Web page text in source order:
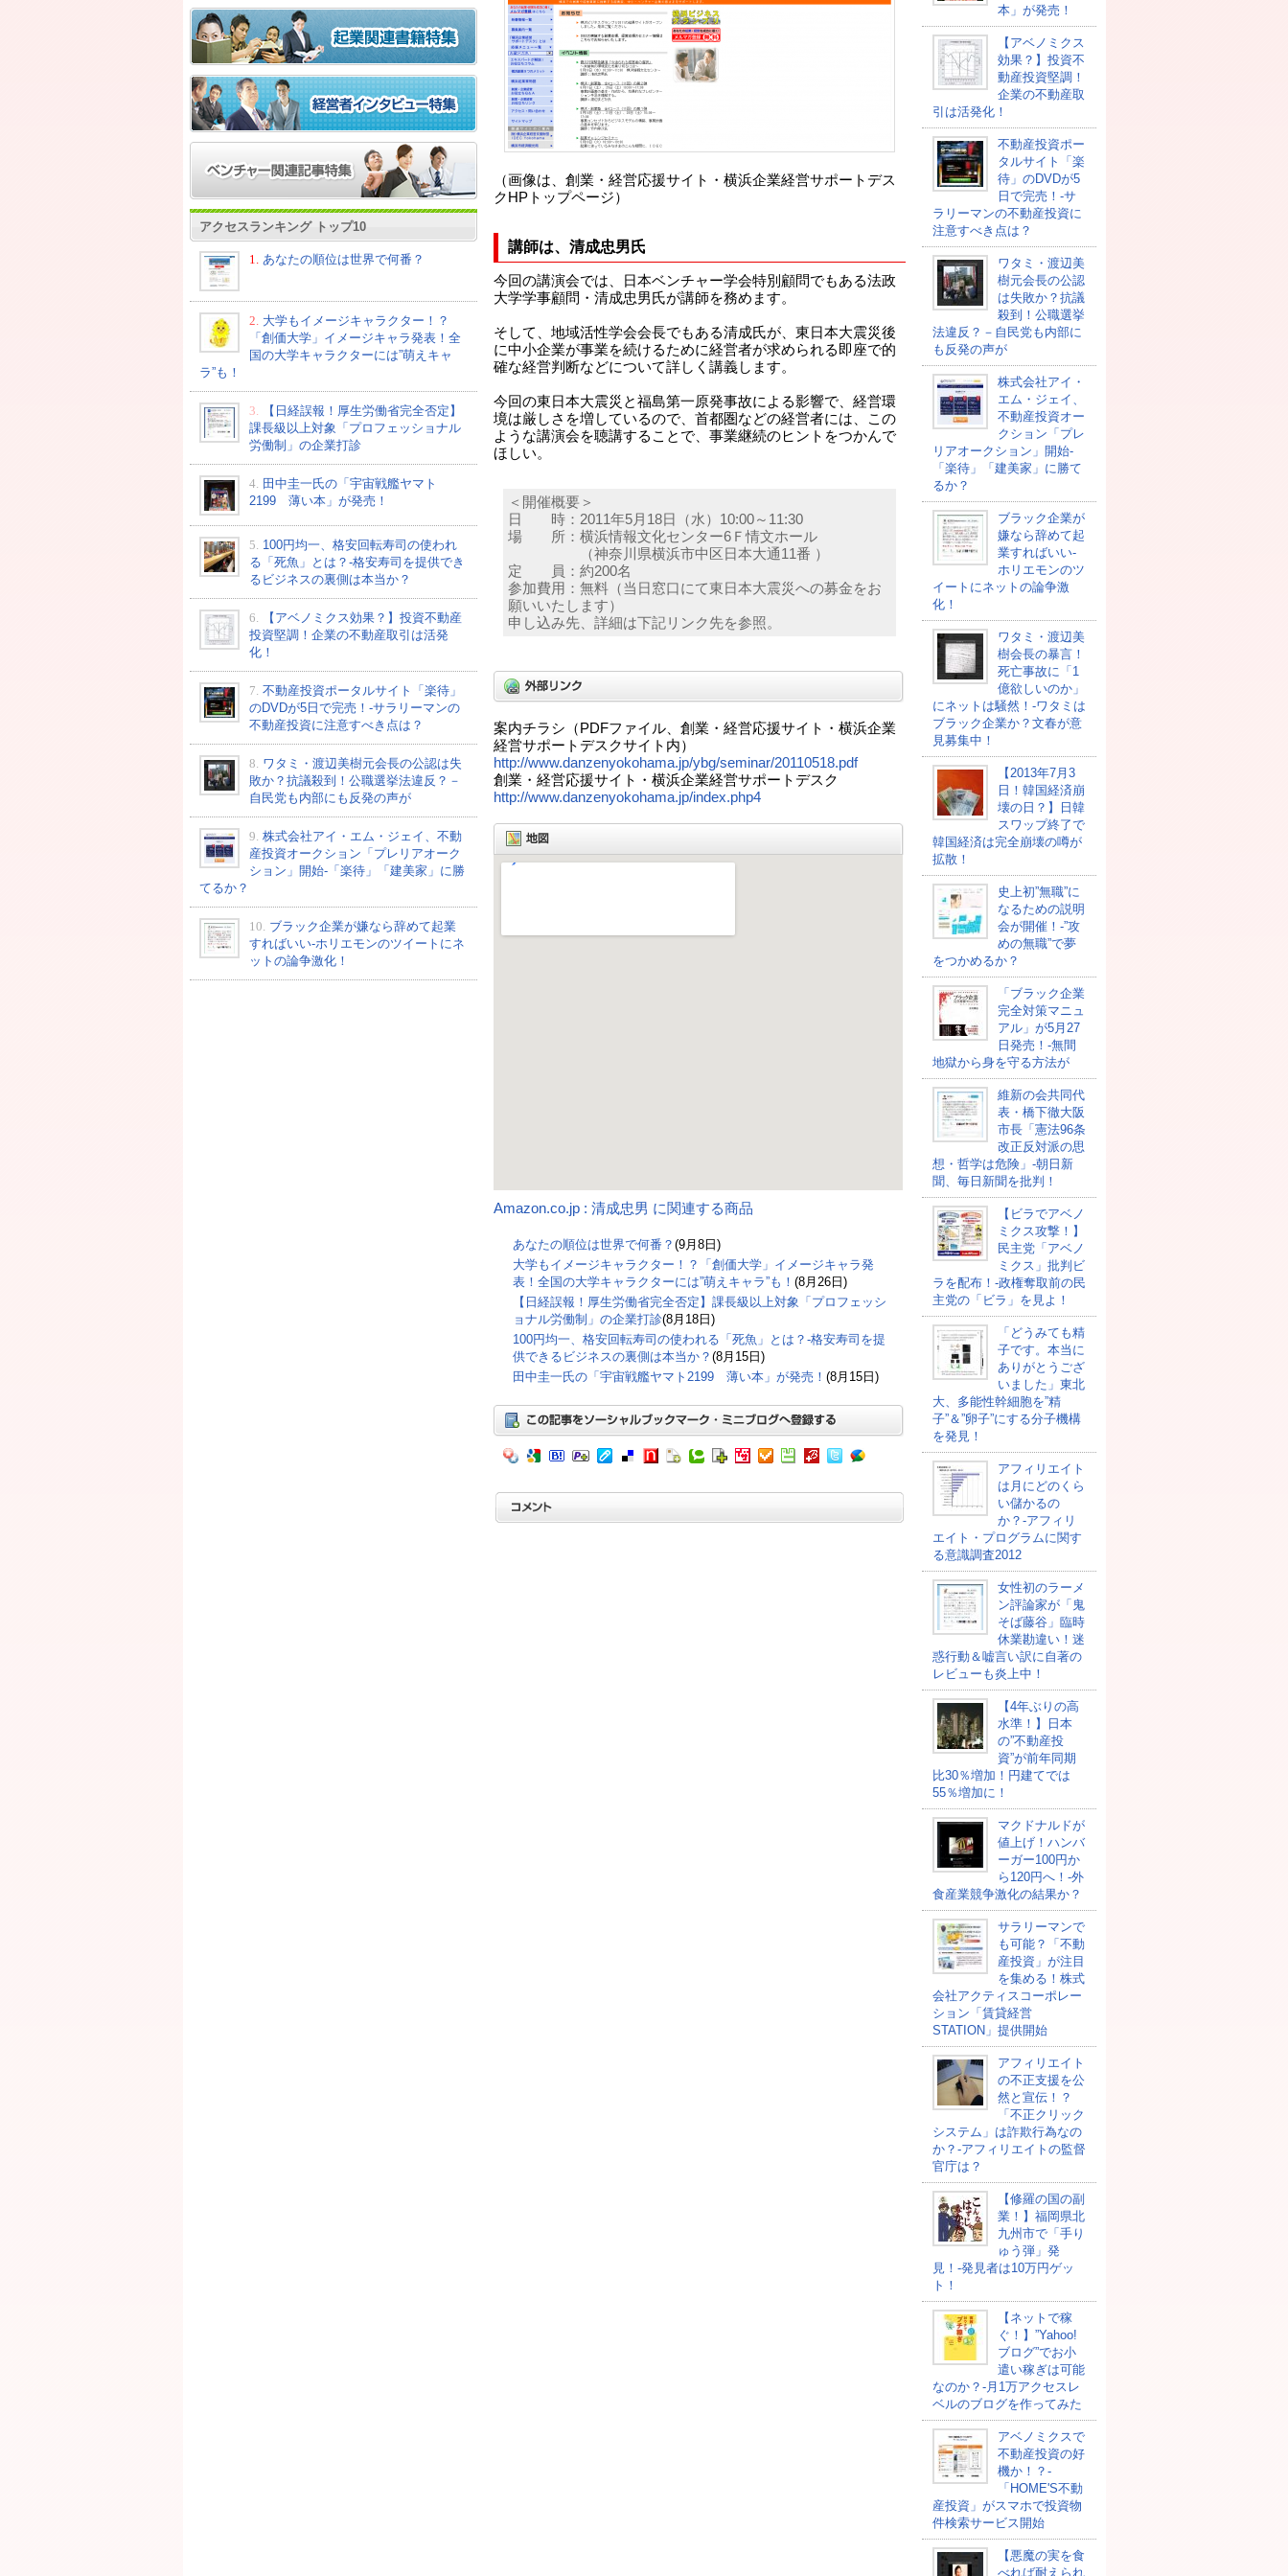
アクセスランキング トップ10
1. あなたの順位は世界で何番？
2. 大学もイメージキャラクター！？
「創価大学」イメージキャラ発表！全
国の大学キャラクターには”萌えキャ
ラ”も！
3.
【日経誤報！厚生労働省完全否定】
課長級以上対象「プロフェッショナル
労働制」の企業打診
4. 田中圭一氏の「宇宙戦艦ヤマト
2199 薄い本」が発売！
5. 100円均一、格安回転寿司の使われ
る「死魚」とは？-格安寿司を提供でき
るビジネスの裏側は本当か？
6.
【アベノミクス効果？】投資不動産
投資堅調！企業の不動産取引は活発
化！
7. 不動産投資ポータルサイト「楽待」
のDVDが5日で完売！-サラリーマンの
不動産投資に注意すべき点は？
8. ワタミ・渡辺美樹元会長の公認は失
敗か？抗議殺到！公職選挙法違反？－
自民党も内部にも反発の声が
9. 株式会社アイ・エム・ジェイ、不動
産投資オークション「プレリアオーク
ション」開始-「楽待」「建美家」に勝
てるか？
10. ブラック企業が嫌なら辞めて起業
すればいい-ホリエモンのツイートにネ
ットの論争激化！
（画像は、創業・経営応援サイト・横浜企業経営サポートデス
クHPトップページ）
講師は、清成忠男氏
今回の講演会では、日本ベンチャー学会特別顧問でもある法政
大学学事顧問・清成忠男氏が講師を務めます。
そして、地域活性学会会長でもある清成氏が、東日本大震災後
に中小企業が事業を続けるために経営者が求められる即座で的
確な経営判断などについて詳しく講義します。
今回の東日本大震災と福島第一原発事故による影響で、経営環
境は厳しさを増しているので、首都圏などの経営者には、この
ような講演会を聴講することで、事業継続のヒントをつかんで
ほしい。
＜開催概要＞
日 時：2011年5月18日（水）10:00～11:30
場 所：横浜情報文化センター6Ｆ情文ホール
（神奈川県横浜市中区日本大通11番 ）
定 員：約200名
参加費用：無料（当日窓口にて東日本大震災への募金をお
願いいたします）
申し込み先、詳細は下記リンク先を参照。
案内チラシ（PDFファイル、創業・経営応援サイト・横浜企業
経営サポートデスクサイト内）
http://www.danzenyokohama.jp/ybg/seminar/20110518.pdf
創業・経営応援サイト・横浜企業経営サポートデスク
http://www.danzenyokohama.jp/index.php4
Amazon.co.jp : 清成忠男 に関連する商品
あなたの順位は世界で何番？ (9月8日)
大学もイメージキャラクター！？「創価大学」イメージキャラ発
表！全国の大学キャラクターには”萌えキャラ”も！ (8月26日)
【日経誤報！厚生労働省完全否定】課長級以上対象「プロフェッシ
ョナル労働制」の企業打診(8月18日)
100円均一、格安回転寿司の使われる「死魚」とは？-格安寿司を提
供できるビジネスの裏側は本当か？ (8月15日)
田中圭一氏の「宇宙戦艦ヤマト2199 薄い本」が発売！ (8月15日)
本」が発売！
【アベノミクス
効果？】投資不
動産投資堅調！
企業の不動産取
引は活発化！
不動産投資ポー
タルサイト「楽
待」のDVDが5
日で完売！-サ
ラリーマンの不動産投資に
注意すべき点は？
ワタミ・渡辺美
樹元会長の公認
は失敗か？抗議
殺到！公職選挙
法違反？－自民党も内部に
も反発の声が
株式会社アイ・
エム・ジェイ、
不動産投資オー
クション「プレ
リアオークション」開始-
「楽待」「建美家」に勝て
るか？
ブラック企業が
嫌なら辞めて起
業すればいい-
ホリエモンのツ
イートにネットの論争激
化！
ワタミ・渡辺美
樹会長の暴言！
死亡事故に「1
億欲しいのか」
にネットは騒然！-ワタミは
ブラック企業か？文春が意
見募集中！
【2013年7月3
日！韓国経済崩
壊の日？】日韓
スワップ終了で
韓国経済は完全崩壊の噂が
拡散！
史上初”無職”に
なるための説明
会が開催！-”攻
めの無職”で夢
をつかめるか？
「ブラック企業
完全対策マニュ
アル」が5月27
日発売！-無間
地獄から身を守る方法が
維新の会共同代
表・橋下徹大阪
市長「憲法96条
改正反対派の思
想・哲学は危険」-朝日新
聞、毎日新聞を批判！
【ビラでアベノ
ミクス攻撃！】
民主党「アベノ
ミクス」批判ビ
ラを配布！-政権奪取前の民
主党の「ビラ」を見よ！
「どうみても精
子です。本当に
ありがとうござ
いました」東北
大、多能性幹細胞を”精
子”＆”卵子”にする分子機構
を発見！
アフィリエイト
は月にどのくら
い儲かるの
か？-アフィリ
エイト・プログラムに関す
る意識調査2012
女性初のラーメ
ン評論家が「鬼
そば藤谷」臨時
休業勘違い！迷
惑行動＆嘘言い訳に自著の
レビューも炎上中！
【4年ぶりの高
水準！】日本
の”不動産投
資”が前年同期
比30％増加！円建てでは
55％増加に！
マクドナルドが
値上げ！ハンバ
ーガー100円か
ら120円へ！-外
食産業競争激化の結果か？
サラリーマンで
も可能？「不動
産投資」が注目
を集める！株式
会社アクティスコーポレー
ション「賃貸経営
STATION」提供開始
アフィリエイト
の不正支援を公
然と宣伝！？
「不正クリック
システム」は詐欺行為なの
か？-アフィリエイトの監督
官庁は？
【修羅の国の副
業！】福岡県北
九州市で「手り
ゅう弾」発
見！-発見者は10万円ゲッ
ト！
【ネットで稼
ぐ！】”Yahoo!
ブログ”でお小
遣い稼ぎは可能
なのか？-月1万アクセスレ
ベルのブログを作ってみた
アベノミクスで
不動産投資の好
機か！？-
「HOME'S不動
産投資」がスマホで投資物
件検索サービス開始
【悪魔の実を食
べれば耐えられ